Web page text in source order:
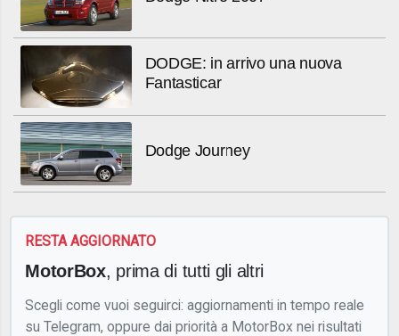
DODGE: in arrivo una nuova
Fantasticar
Dodge Journey
RESTA AGGIORNATO
MotorBox, prima di tutti gli altri
Scegli come vuoi seguirci: aggiornamenti in tempo reale
su Telegram, oppure dai priorità a MotorBox nei risultati